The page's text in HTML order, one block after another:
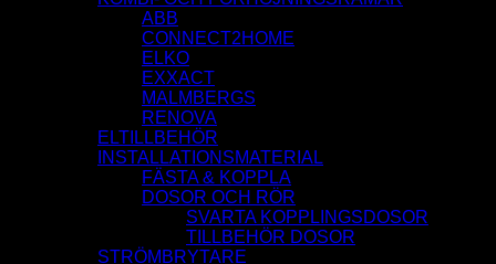
ABB
CONNECT2HOME
ELKO
EXXACT
MALMBERGS
RENOVA
ELTILLBEHÖR
INSTALLATIONSMATERIAL
FÄSTA & KOPPLA
DOSOR OCH RÖR
SVARTA KOPPLINGSDOSOR
TILLBEHÖR DOSOR
STRÖMBRYTARE